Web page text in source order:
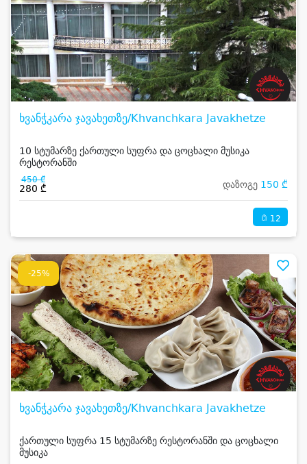
ხვანჭკარა ჯავახეთზე/Khvanchkara Javakhetze
10 სტუმარზე ქართული სუფრა და ცოცხალი მუსიკა
რესტორანში
450 ₾
280 ₾ დაზოგე 150 ₾
12
-25%
ხვანჭკარა ჯავახეთზე/Khvanchkara Javakhetze
ქართული სუფრა 15 სტუმარზე რესტორანში და ცოცხალი
მუსიკა